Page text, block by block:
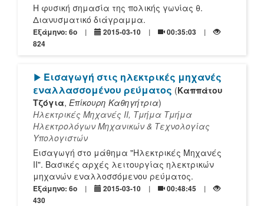
Η φυσική σημασία της πολικής γωνίας θ.
Διανυσματικό διάγραμμα.
Εξάμηνο: 6o 2015-03-10
00:35:03
824
[Play]
Εισαγωγή στις ηλεκτρικές μηχανές
εναλλασσομένου ρεύματος (Καππάτου
Τζόγια, Επίκουρη Καθηγήτρια)
Ηλεκτρικές Μηχανές ΙΙ, Τμήμα Τμήμα
Ηλεκτρολόγων Μηχανικών & Τεχνολογίας
Υπολογιστών
Εισαγωγή στο μάθημα "Ηλεκτρικές Μηχανές
ΙΙ". Βασικές αρχές λειτουργίας ηλεκτρικών
μηχανών εναλλοσσόμενου ρεύματος.
Εξάμηνο: 6o 2015-03-10
00:48:45
430